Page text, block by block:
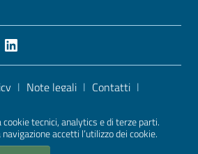
tecnici, analytics e di terze parti.
accetti l’utilizzo dei cookie.
Utili
| Note legali | Contatti |
| Basato sul Prototipo per siti PA di